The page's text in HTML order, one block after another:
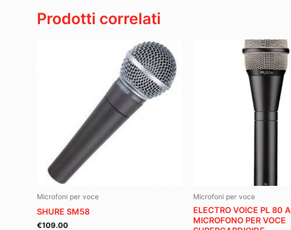
Prodotti correlati
Microfoni per voce
SHURE SM58
€109.00
Microfoni per voce
ELECTRO VOICE PL 80 A
MICROFONO PER VOCE